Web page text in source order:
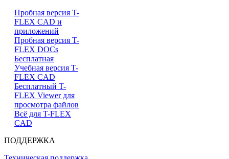
Пробная версия T-
FLEX CAD и
приложений
Пробная версия T-
FLEX DOCs
Бесплатная
Учебная версия T-
FLEX CAD
Бесплатный T-
FLEX Viewer для
просмотра файлов
Всё для T-FLEX
CAD
ПОДДЕРЖКА